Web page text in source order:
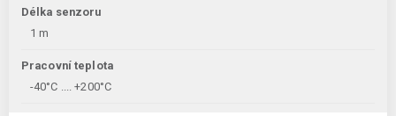
Délka senzoru
1 m
Pracovní teplota
-40°C .... +200°C